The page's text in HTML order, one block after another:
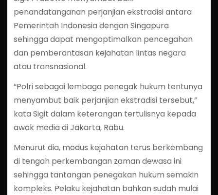
penandatanganan perjanjian ekstradisi antara
Pemerintah Indonesia dengan Singapura
sehingga dapat mengoptimalkan pencegahan
dan pemberantasan kejahatan lintas negara
atau transnasional.
“Polri sebagai lembaga penegak hukum tentunya
menyambut baik perjanjian ekstradisi tersebut,”
kata Sigit dalam keterangan tertulisnya kepada
awak media di Jakarta, Rabu.
Menurut dia, modus kejahatan terus berkembang
di tengah perkembangan zaman dewasa ini
sehingga tantangan penegakan hukum semakin
kompleks. Pelaku kejahatan bahkan sudah mulai